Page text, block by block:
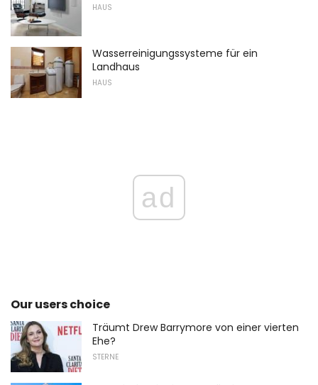
HAUS
Wasserreinigungssysteme für ein
Landhaus
HAUS
ad
Our users choice
Träumt Drew Barrymore von einer vierten
Ehe?
STERNE